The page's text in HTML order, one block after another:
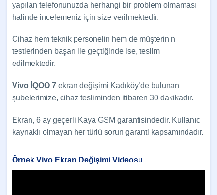
yapılan telefonunuzda herhangi bir problem olmaması
halinde incelemeniz için size verilmektedir.
Cihaz hem teknik personelin hem de müşterinin
testlerinden başarı ile geçtiğinde ise, teslim
edilmektedir.
Vivo İQOO 7 ekran değişimi Kadıköy’de bulunan
şubelerimize, cihaz tesliminden itibaren 30 dakikadır.
Ekran, 6 ay geçerli Kaya GSM garantisindedir. Kullanıcı
kaynaklı olmayan her türlü sorun garanti kapsamındadır.
Örnek Vivo Ekran Değişimi Videosu